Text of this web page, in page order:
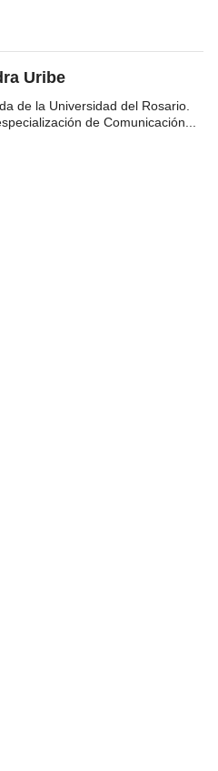
Uribe
de la Universidad del Rosario.
de Comunicación